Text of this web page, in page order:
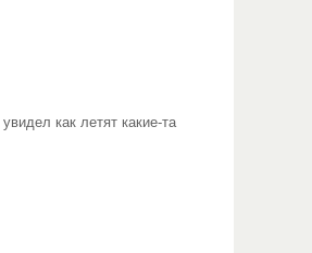
как летят какие-та